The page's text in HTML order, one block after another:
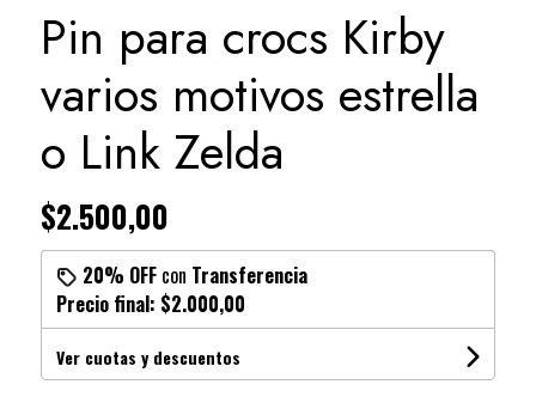
Pin para crocs Kirby
varios motivos estrella
o Link Zelda
$2.500,00
20% OFFcon Transferencia
Precio final: $2.000,00
Ver cuotas y descuentos